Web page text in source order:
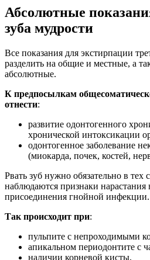
Абсолютные
зуба мудрости
Все показания для экстирпации
разделить на общие и местные, а
абсолютные.
К предпосылкам
отнести:
развитие одонтогенного
хронической интоксикации
одонтогенное заболевание
(миокарда, почек, костей,
Рвать зуб нужно обязательно в тех
наблюдаются признаки
присоединения гнойной инфекции.
Так происходит при:
пульпите с непроходимыми
апикальном периодонтите с
наличии корневой кисты,